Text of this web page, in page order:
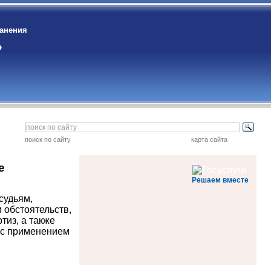
поиск по сайту карта сайта
а также
применением
Решаем вместе